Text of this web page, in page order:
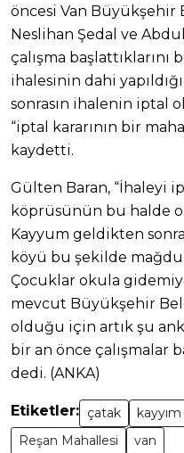
öncesi Van Büyükşehir
Neslihan Şedal ve
çalışma
ihalesinin dahi
sonrasın ihalenin iptal
“iptal kararının bir
kaydetti.
Gülten Baran, “İhaleyi
köprüsünün bu halde
Kayyum geldikten
köyü bu şekilde
Çocuklar okula
mevcut Büyükşehir
olduğu için artık şu
bir an önce çalışmalar
dedi. (ANKA)
Etiketler: çatak kayyım
Reşan Mahallesi
van